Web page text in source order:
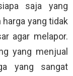
saja yang
yang tidak
agar melapor.
yang menjual
yang sangat